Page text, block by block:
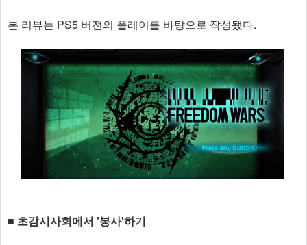
본 리뷰는 PS5 버전의 플레이를 바탕으로 작성됐다.
■ 초감시사회에서 '봉사'하기